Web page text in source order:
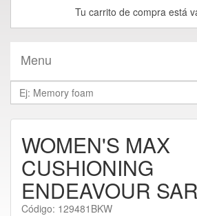
Tu carrito de compra está
Menu
WOMEN'S MAX
CUSHIONING
ENDEAVOUR
Código: 129481BKW